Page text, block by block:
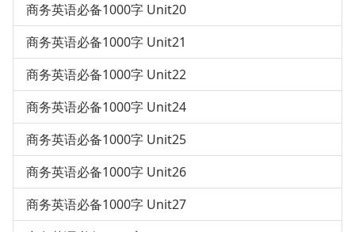
商务英语必备1000字 Unit20
商务英语必备1000字 Unit21
商务英语必备1000字 Unit22
商务英语必备1000字 Unit24
商务英语必备1000字 Unit25
商务英语必备1000字 Unit26
商务英语必备1000字 Unit27